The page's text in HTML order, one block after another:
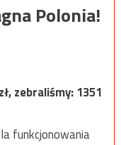
Polonia!
zł, zebraliśmy:1351
funkcjonowania